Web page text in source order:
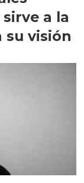
a la
visión